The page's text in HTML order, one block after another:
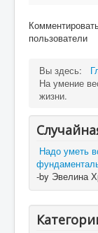
пользователи
Вы здесь:
На умение
жизни.
Надо уметь
-by Эвелина